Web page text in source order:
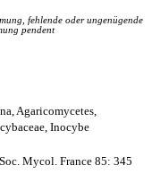
fehlende oder ungenügende
pendent
Agaricomycetes,
Inocybe
Mycol. France 85: 345